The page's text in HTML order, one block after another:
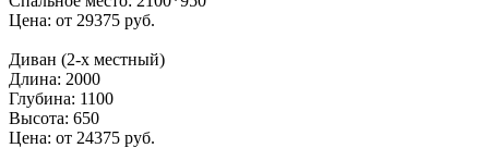
Цена: от 29375 руб.
Диван (2-х местный)
Длина: 2000
Глубина: 1100
Высота: 650
Цена: от 24375 руб.